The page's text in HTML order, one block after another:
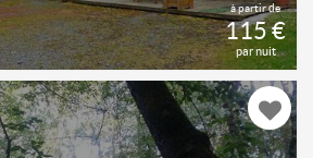
à partir de
115 €
par nuit